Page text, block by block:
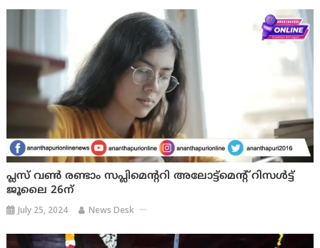
പ്ലസ് വൺ രണ്ടാം സപ്ലിമെന്ററി അലോട്ട്മെന്റ് റിസൾട്ട്
ജൂലൈ 26ന്
July 25, 2024 News Desk